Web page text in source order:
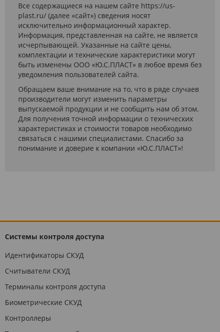
Все содержащиеся на нашем сайте https://us-
plast.ru/ (далее «сайт») сведения носят
исключительно информационный характер.
Информация, представленная на сайте, не является
исчерпывающей. Указанные на сайте цены,
комплектации и технические характеристики могут
быть изменены ООО «Ю.С.ПЛАСТ» в любое время без
уведомления пользователей сайта.
Обращаем ваше внимание на то, что в ряде случаев
производители могут изменить параметры
выпускаемой продукции и не сообщить нам об этом.
Для получения точной информации о технических
характеристиках и стоимости товаров необходимо
связаться с нашими специалистами. Спасибо за
понимание и доверие к компании «Ю.С.ПЛАСТ»!
Системы контроля доступа
Идентификаторы СКУД
Считыватели СКУД
Терминалы контроля доступа
Биометрические СКУД
Контроллеры